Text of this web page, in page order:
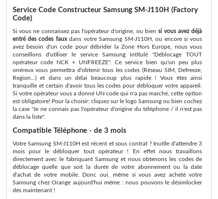
Service Code Constructeur Samsung SM-J110H (Factory
Code)
Si vous ne connaissez pas l'opérateur d'origine, ou bien si vous avez déjà
entré des codes fauxdans votre Samsung SM-J110H, ou encore si vous
avez besoin d'un code pour débrider la Zone Hors Europe, nous vous
conseillons d'utiliser le service Samsung intitulé "Déblocage TOUT
opérateur code NCK + UNFREEZE". Ce service bien qu'un peu plus
onéreux vous permettra d'obtenir tous les codes (Réseau SIM, Defreeze,
Region...) et dans un délai beaucoup plus rapide ! Vous êtes ainsi
tranquille et certain d'avoir tous les codes pour débloquer votre appareil.
Si votre opérateur vous a donné UN code qui n'a pas marché, cette option
est obligatoire! Pour la choisir: cliquez sur le logo Samsung ou bien cochez
la case "Je ne connais pas l'opérateur d'origine du téléphone / il n'est pas
dans la liste".
Compatible Téléphone - de 3 mois
Votre Samsung SM-J110H est récent et sous contrat ? Inutile d'attendre 3
mois pour le débloquer tout opérateur ! En effet nous travaillons
directement avec le fabriquant Samsung et nous obtenons les codes de
déblocage quelle que soit la durée de votre abonnement ou la date
d'achat de votre mobile. Donc oui, même si vous avez acheté votre
Samsung chez Orange aujourd'hui même : nous pouvons le désimlocker
dès maintenant !